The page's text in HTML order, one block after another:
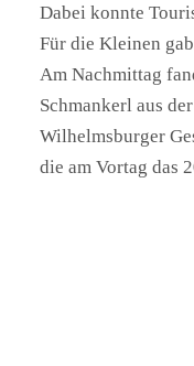
Dabei konnte
Für die Kleinen
Am Nachmittag
Schmankerl aus
Wilhelmsburger
die am Vortag das